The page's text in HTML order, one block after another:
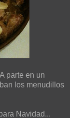
parte en un
los menudillos
Navidad...